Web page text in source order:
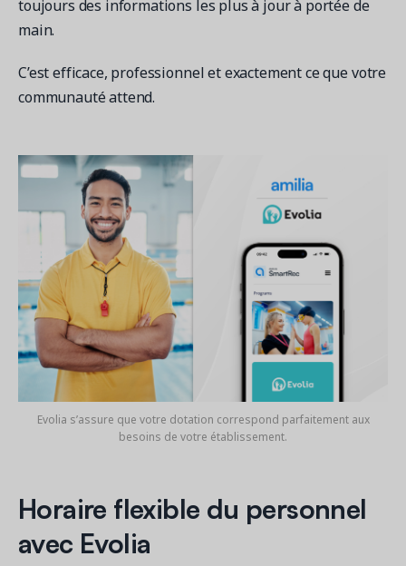
toujours des informations les plus à jour à portée de
main.
C’est efficace, professionnel et exactement ce que votre
communauté attend.
Evolia s’assure que votre dotation correspond parfaitement aux
besoins de votre établissement.
Horaire flexible du personnel
avec Evolia